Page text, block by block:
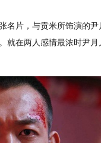
片，与贡米所饰演的尹
就在两人感情最浓时尹